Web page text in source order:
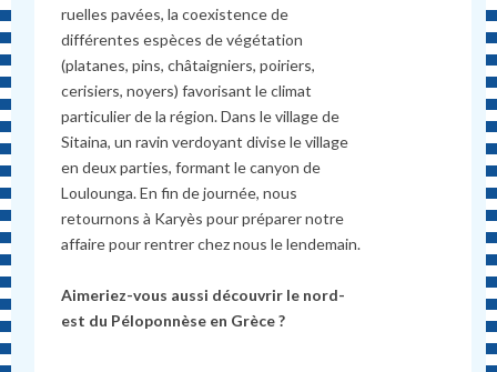
ruelles pavées, la coexistence de
différentes espèces de végétation
(platanes, pins, châtaigniers, poiriers,
cerisiers, noyers) favorisant le climat
particulier de la région. Dans le village de
Sitaina, un ravin verdoyant divise le village
en deux parties, formant le canyon de
Loulounga. En fin de journée, nous
retournons à Karyès pour préparer notre
affaire pour rentrer chez nous le lendemain.
Aimeriez-vous aussi découvrir le nord-
est du Péloponnèse en Grèce ?